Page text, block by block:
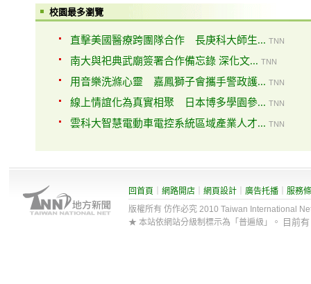
校園最多瀏覽
直擊美國醫療跨團隊合作 長庚科大師生... TNN
南大與祀典武廟簽署合作備忘錄 深化文... TNN
用音樂洗滌心靈 嘉鳳獅子會攜手警政護... TNN
線上情誼化為真實相聚 日本博多學園參... TNN
雲科大智慧電動車電控系統區域產業人才... TNN
回首頁 網路開店 網頁設計 廣告托播
服務
版權所有 仿作必究 2010 Taiwan International
★ 本站依網站分級制標示為「普遍級」。
目前